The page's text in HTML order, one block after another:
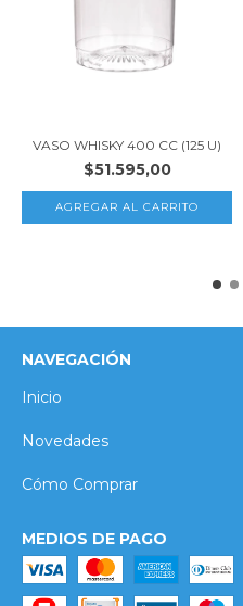
VASO WHISKY 400 CC (125 U)
$51.595,00
NAVEGACIÓN
Inicio
Novedades
Cómo Comprar
MEDIOS DE PAGO